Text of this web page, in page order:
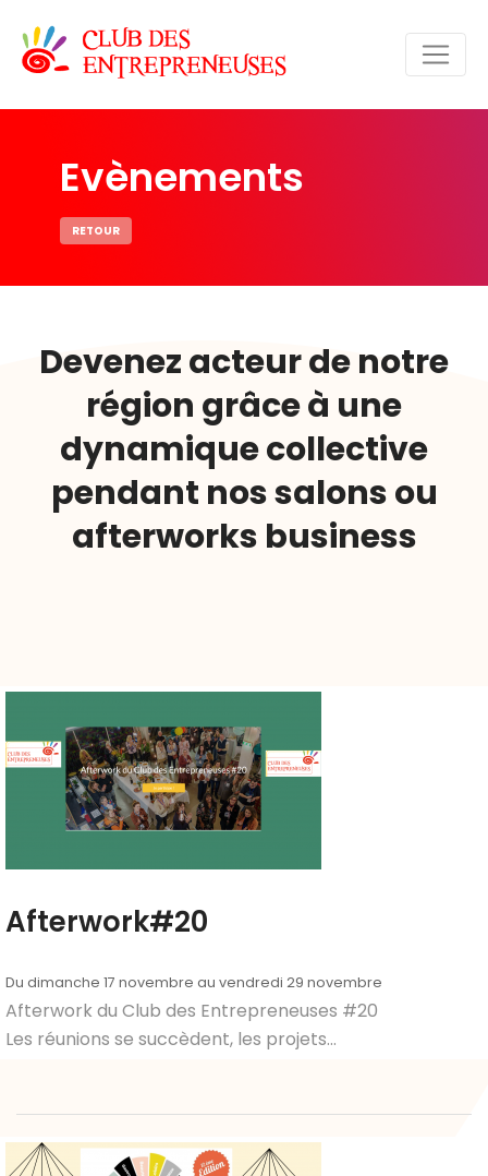
Evènements
RETOUR
Devenez acteur de notre
région grâce à une
dynamique collective
pendant nos salons ou
afterworks business
Afterwork#20
Du dimanche 17 novembre au vendredi 29 novembre
Afterwork du Club des Entrepreneuses #20
Les réunions se succèdent, les projets...